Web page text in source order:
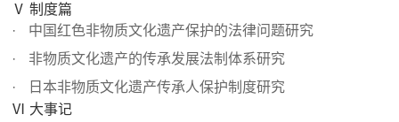
Ⅴ 制度篇
中国红色非物质文化遗产保护的法律问题研究
非物质文化遗产的传承发展法制体系研究
日本非物质文化遗产传承人保护制度研究
Ⅵ 大事记